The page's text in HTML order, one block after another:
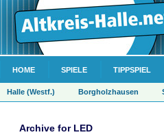
HOME SPIELE TIPPSPIEL
Halle (Westf.) Borgholzhausen
Archive for LED